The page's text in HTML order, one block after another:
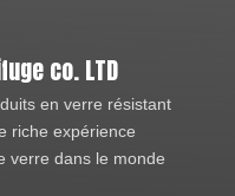
co. LTD
en verre résistant
riche expérience
verre dans le monde